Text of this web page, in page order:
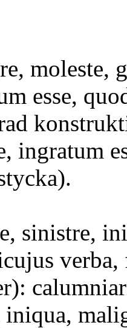
moleste,
esse,
ingratum
sinistre,
verba,